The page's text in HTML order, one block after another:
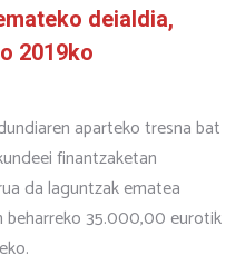
deialdia,
2019ko
aparteko tresna bat
finantzaketan
da laguntzak ematea
beharreko 35.000,00 eurotik